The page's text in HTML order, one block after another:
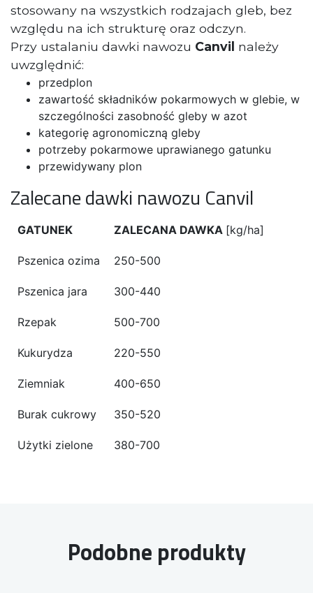
stosowany na wszystkich rodzajach gleb, bez
względu na ich strukturę oraz odczyn.
Przy ustalaniu dawki nawozu Canvil należy
uwzględnić:
przedplon
zawartość składników pokarmowych w glebie, w
szczególności zasobność gleby w azot
kategorię agronomiczną gleby
potrzeby pokarmowe uprawianego gatunku
przewidywany plon
Zalecane dawki nawozu Canvil
GATUNEK ZALECANA DAWKA [kg/ha]
Pszenica ozima 250-500
Pszenica jara 300-440
Rzepak 500-700
Kukurydza 220-550
Ziemniak 400-650
Burak cukrowy 350-520
Użytki zielone 380-700
Podobne produkty